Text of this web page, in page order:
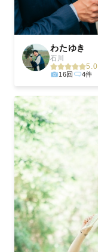
わたゆき
石川
5.0
16回 4件